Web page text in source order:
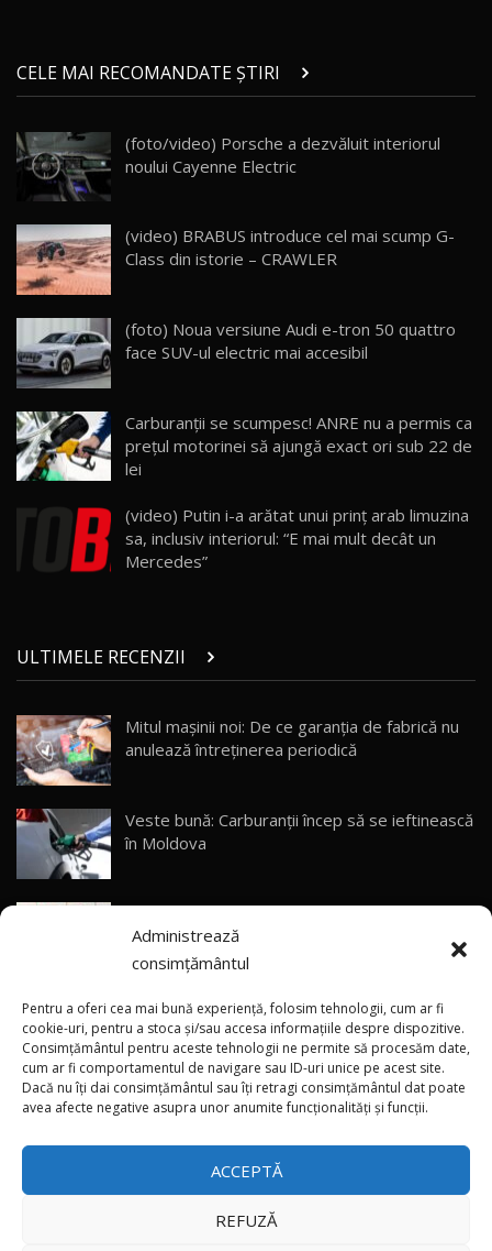
Administrează
consimțământul
Pentru a oferi cea mai bună experiență, folosim tehnologii, cum ar fi
cookie-uri, pentru a stoca și/sau accesa informațiile despre dispozitive.
Consimțământul pentru aceste tehnologii ne permite să procesăm date,
cum ar fi comportamentul de navigare sau ID-uri unice pe acest site.
Dacă nu îți dai consimțământul sau îți retragi consimțământul dat poate
avea afecte negative asupra unor anumite funcționalități și funcții.
ACCEPTĂ
REFUZĂ
21
Micul BYD Dolphin Surf / Test Drive
AutoBlog.MD
16:59
22
Noua Mazda 6e / Test Drive AutoBlog.MD
26:59
23
Lynk & Co 01 / Test Drive AutoBlog.MD
25:19
24
ZEEKR 009: Cel mai Performant și Confortabil
Van Electric Testat în Moldova / AutoBlog.MD
26:38
25
mai Exclusiv și Puternic Defender Testat în
Moldova
32:21
AutoBlog.MD
10:57
28
Noul Geely Monjaro 2025! Mai ieftin și mai
dotat / Test Drive AutoBlog.MD
29
ZEEKR 9X - PRIMUL TEST DRIVE ÎN ROMÂNĂ!
CUM SE CONDUCE?
Primele impresii despre BYD Seal U DM-i,
Sealion 7 și Seal 5 DM-i / Test Drive
AutoBlog.MD
13:56
Noul Volvo EX90 / Test Drive AutoBlog.MD
32:06
33
MG RX5 - își merită banii? / Test Drive
AutoBlog.MD
34
Noul DACIA DUSTER DIESEL! Primul test drive în
română
CELE MAI RECOMANDATE ȘTIRI
(foto/video) Porsche a dezvăluit interiorul
noului Cayenne Electric
(video) BRABUS introduce cel mai scump G-
Class din istorie – CRAWLER
(foto) Noua versiune Audi e-tron 50 quattro
face SUV-ul electric mai accesibil
Carburanţii se scumpesc! ANRE nu a permis ca
preţul motorinei să ajungă exact ori sub 22 de
lei
(video) Putin i-a arătat unui prinţ arab limuzina
sa, inclusiv interiorul: “E mai mult decât un
Mercedes”
ULTIMELE RECENZII
Mitul mașinii noi: De ce garanția de fabrică nu
anulează întreținerea periodică
Veste bună: Carburanții încep să se ieftinească
în Moldova
(foto/video) Avanpremieră netradițională: Noul
smart #2 a apărut pe pereți din mai multe țări
(video) Premieră în China: Noile modele Xiaomi
SkyNomad N70 și N90
(video) Singura Tesla Model S Signature
Edition pentru România a fost livrată
proprietarului
×